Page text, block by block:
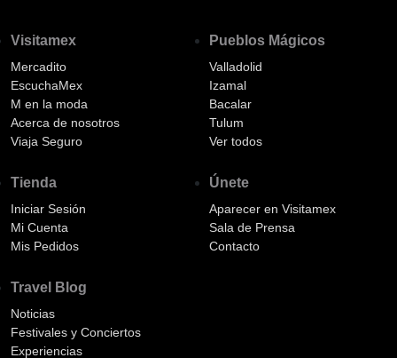
Visitamex
Mercadito
EscuchaMex
M en la moda
Acerca de nosotros
Viaja Seguro
Tienda
Iniciar Sesión
Mi Cuenta
Mis Pedidos
Pueblos Mágicos
Valladolid
Izamal
Bacalar
Tulum
Ver todos
Únete
Aparecer en Visitamex
Sala de Prensa
Contacto
Travel Blog
Noticias
Festivales y Conciertos
Experiencias